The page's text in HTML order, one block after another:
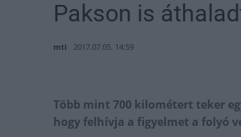
Pakson is
mti 2017.07.05. 14:59
Több mint 700 kilométert teker
hogy felhívja a figyelmet a folyó